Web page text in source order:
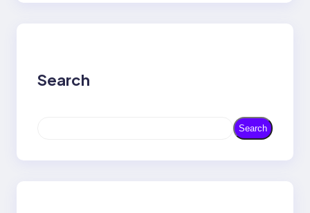
Search
r
Search